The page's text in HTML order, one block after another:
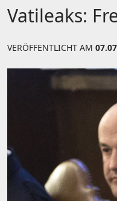
Vatileaks:
VERÖFFENTLICHT AM